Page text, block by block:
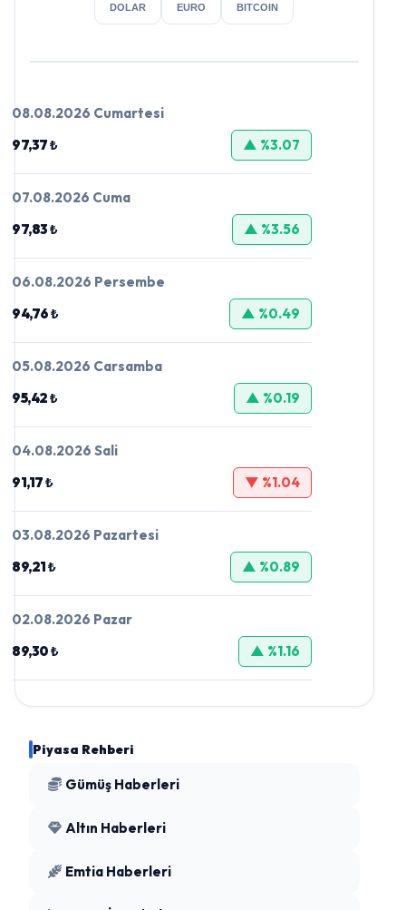
DOLAR EURO BITCOIN
08.08.2026 Cumartesi
97,37 ₺
▲ %3.07
07.08.2026 Cuma
97,83 ₺
▲ %3.56
06.08.2026 Persembe
94,76 ₺
▲ %0.49
05.08.2026 Carsamba
95,42 ₺
▲ %0.19
04.08.2026 Sali
91,17 ₺
▼ %1.04
03.08.2026 Pazartesi
89,21 ₺
▲ %0.89
02.08.2026 Pazar
89,30 ₺
▲ %1.16
Piyasa Rehberi
Gümüş Haberleri
Altın Haberleri
Emtia Haberleri